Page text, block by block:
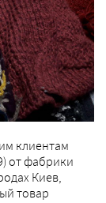
клиентам
от фабрики
Киев,
товар